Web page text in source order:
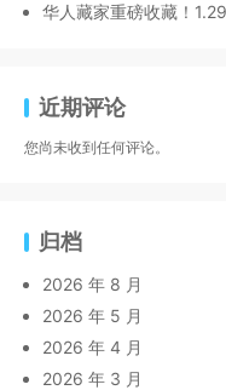
华人藏家重磅收藏！
近期评论
您尚未收到任何评论。
归档
2026 年 8 月
2026 年 5 月
2026 年 4 月
2026 年 3 月